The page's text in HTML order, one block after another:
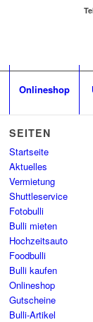
Onlineshop
SEITEN
Startseite
Aktuelles
Vermietung
Shuttleservice
Fotobulli
Bulli mieten
Hochzeitsauto
Foodbulli
Bulli kaufen
Onlineshop
Gutscheine
Bulli-Artikel